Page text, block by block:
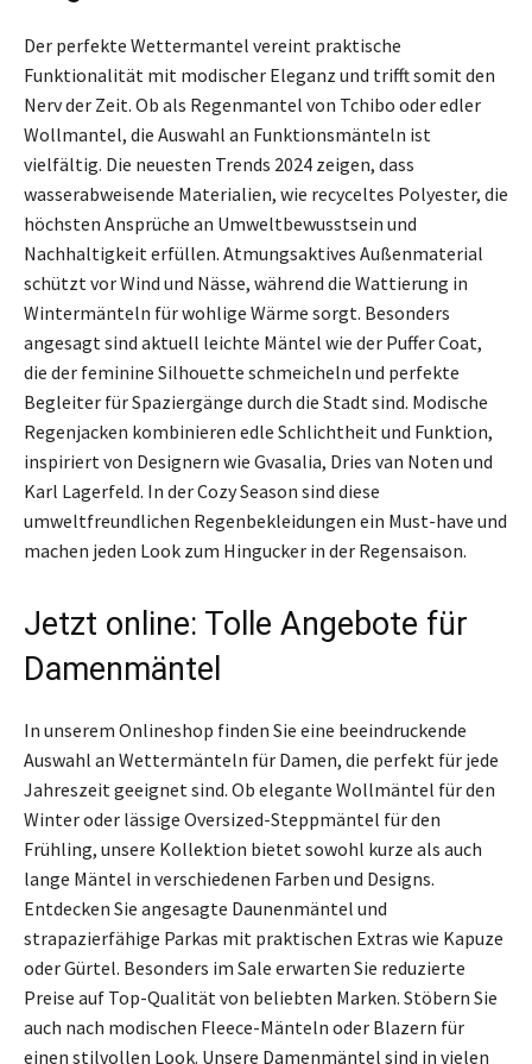
Der perfekte Wettermantel vereint praktische
Funktionalität mit modischer Eleganz und trifft somit den
Nerv der Zeit. Ob als Regenmantel von Tchibo oder edler
Wollmantel, die Auswahl an Funktionsmänteln ist
vielfältig. Die neuesten Trends 2024 zeigen, dass
wasserabweisende Materialien, wie recyceltes Polyester, die
höchsten Ansprüche an Umweltbewusstsein und
Nachhaltigkeit erfüllen. Atmungsaktives Außenmaterial
schützt vor Wind und Nässe, während die Wattierung in
Wintermänteln für wohlige Wärme sorgt. Besonders
angesagt sind aktuell leichte Mäntel wie der Puffer Coat,
die der feminine Silhouette schmeicheln und perfekte
Begleiter für Spaziergänge durch die Stadt sind. Modische
Regenjacken kombinieren edle Schlichtheit und Funktion,
inspiriert von Designern wie Gvasalia, Dries van Noten und
Karl Lagerfeld. In der Cozy Season sind diese
umweltfreundlichen Regenbekleidungen ein Must-have und
machen jeden Look zum Hingucker in der Regensaison.
Jetzt online: Tolle Angebote für
Damenmäntel
In unserem Onlineshop finden Sie eine beeindruckende
Auswahl an Wettermänteln für Damen, die perfekt für jede
Jahreszeit geeignet sind. Ob elegante Wollmäntel für den
Winter oder lässige Oversized-Steppmäntel für den
Frühling, unsere Kollektion bietet sowohl kurze als auch
lange Mäntel in verschiedenen Farben und Designs.
Entdecken Sie angesagte Daunenmäntel und
strapazierfähige Parkas mit praktischen Extras wie Kapuze
oder Gürtel. Besonders im Sale erwarten Sie reduzierte
Preise auf Top-Qualität von beliebten Marken. Stöbern Sie
auch nach modischen Fleece-Mänteln oder Blazern für
einen stilvollen Look. Unsere Damenmäntel sind in vielen